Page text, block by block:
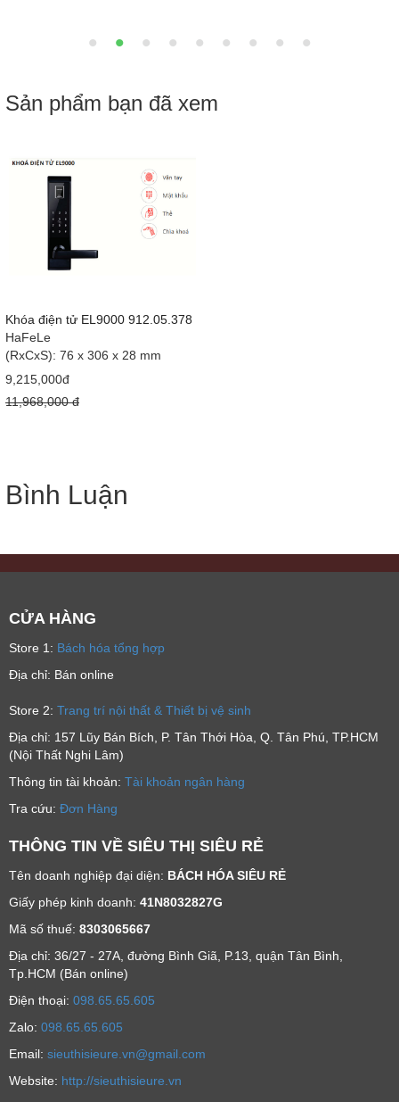
Sản phẩm bạn đã xem
Khóa điện tử EL9000 912.05.378
HaFeLe
(RxCxS): 76 x 306 x 28 mm
9,215,000đ
11,968,000 đ
Bình Luận
CỬA HÀNG
Store 1: Bách hóa tổng hợp
Địa chỉ: Bán online
Store 2: Trang trí nội thất & Thiết bị vệ sinh
Địa chỉ: 157 Lũy Bán Bích, P. Tân Thới Hòa, Q. Tân Phú, TP.HCM
(Nội Thất Nghi Lâm)
Thông tin tài khoản: Tài khoản ngân hàng
Tra cứu: Đơn Hàng
THÔNG TIN VỀ SIÊU THỊ SIÊU RẺ
Tên doanh nghiệp đại diện: BÁCH HÓA SIÊU RẺ
Giấy phép kinh doanh: 41N8032827G
Mã số thuế: 8303065667
Địa chỉ: 36/27 - 27A, đường Bình Giã, P.13, quận Tân Bình,
Tp.HCM (Bán online)
Ðiện thoại: 098.65.65.605
Zalo: 098.65.65.605
Email: sieuthisieure.vn@gmail.com
Website: http://sieuthisieure.vn